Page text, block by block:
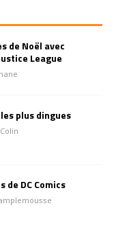
de Noël avec
League
plus dingues
de DC Comics